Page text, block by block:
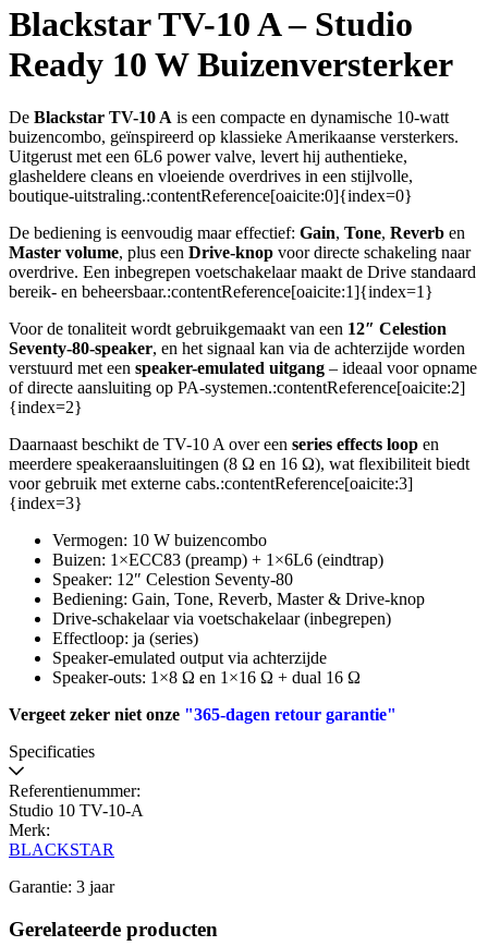
Blackstar TV-10 A – Studio
Ready 10 W Buizenversterker
De Blackstar TV-10 A is een compacte en dynamische 10-watt
buizencombo, geïnspireerd op klassieke Amerikaanse versterkers.
Uitgerust met een 6L6 power valve, levert hij authentieke,
glasheldere cleans en vloeiende overdrives in een stijlvolle,
boutique-uitstraling.:contentReference[oaicite:0]{index=0}
De bediening is eenvoudig maar effectief: Gain, Tone, Reverb en
Master volume, plus een Drive-knop voor directe schakeling naar
overdrive. Een inbegrepen voetschakelaar maakt de Drive standaard
bereik- en beheersbaar.:contentReference[oaicite:1]{index=1}
Voor de tonaliteit wordt gebruikgemaakt van een 12″ Celestion
Seventy-80-speaker, en het signaal kan via de achterzijde worden
verstuurd met een speaker-emulated uitgang – ideaal voor opname
of directe aansluiting op PA-systemen.:contentReference[oaicite:2]
{index=2}
Daarnaast beschikt de TV-10 A over een series effects loop en
meerdere speakeraansluitingen (8 Ω en 16 Ω), wat flexibiliteit biedt
voor gebruik met externe cabs.:contentReference[oaicite:3]
{index=3}
Vermogen: 10 W buizencombo
Buizen: 1×ECC83 (preamp) + 1×6L6 (eindtrap)
Speaker: 12″ Celestion Seventy-80
Bediening: Gain, Tone, Reverb, Master & Drive-knop
Drive-schakelaar via voetschakelaar (inbegrepen)
Effectloop: ja (series)
Speaker-emulated output via achterzijde
Speaker-outs: 1×8 Ω en 1×16 Ω + dual 16 Ω
Vergeet zeker niet onze "365-dagen retour garantie"
Specificaties
Referentienummer:
Studio 10 TV-10-A
Merk:
BLACKSTAR
Garantie: 3 jaar
Gerelateerde producten